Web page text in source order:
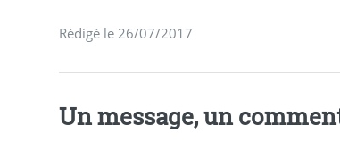
Rédigé le 26/07/2017
Un message, un